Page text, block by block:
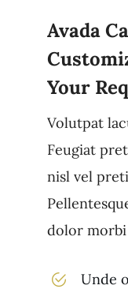
Avada
Your
Volutpat
Feugiat
nisl vel
dolor morbi
Unde